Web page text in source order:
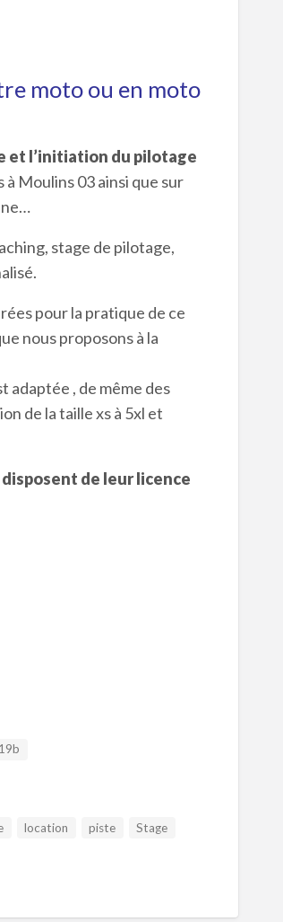
moto ou en moto
et l’initiation du pilotage
Moulins 03 ainsi que sur
stage de pilotage,
pour la pratique de ce
nous proposons à la
adaptée , de même des
de la taille xs à 5xl et
de leur licence
location piste
Stage